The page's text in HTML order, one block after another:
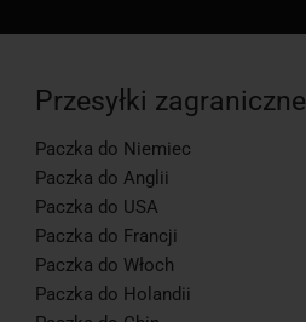
Przesyłki zagraniczne
Paczka do Niemiec
Paczka do Anglii
Paczka do USA
Paczka do Francji
Paczka do Włoch
Paczka do Holandii